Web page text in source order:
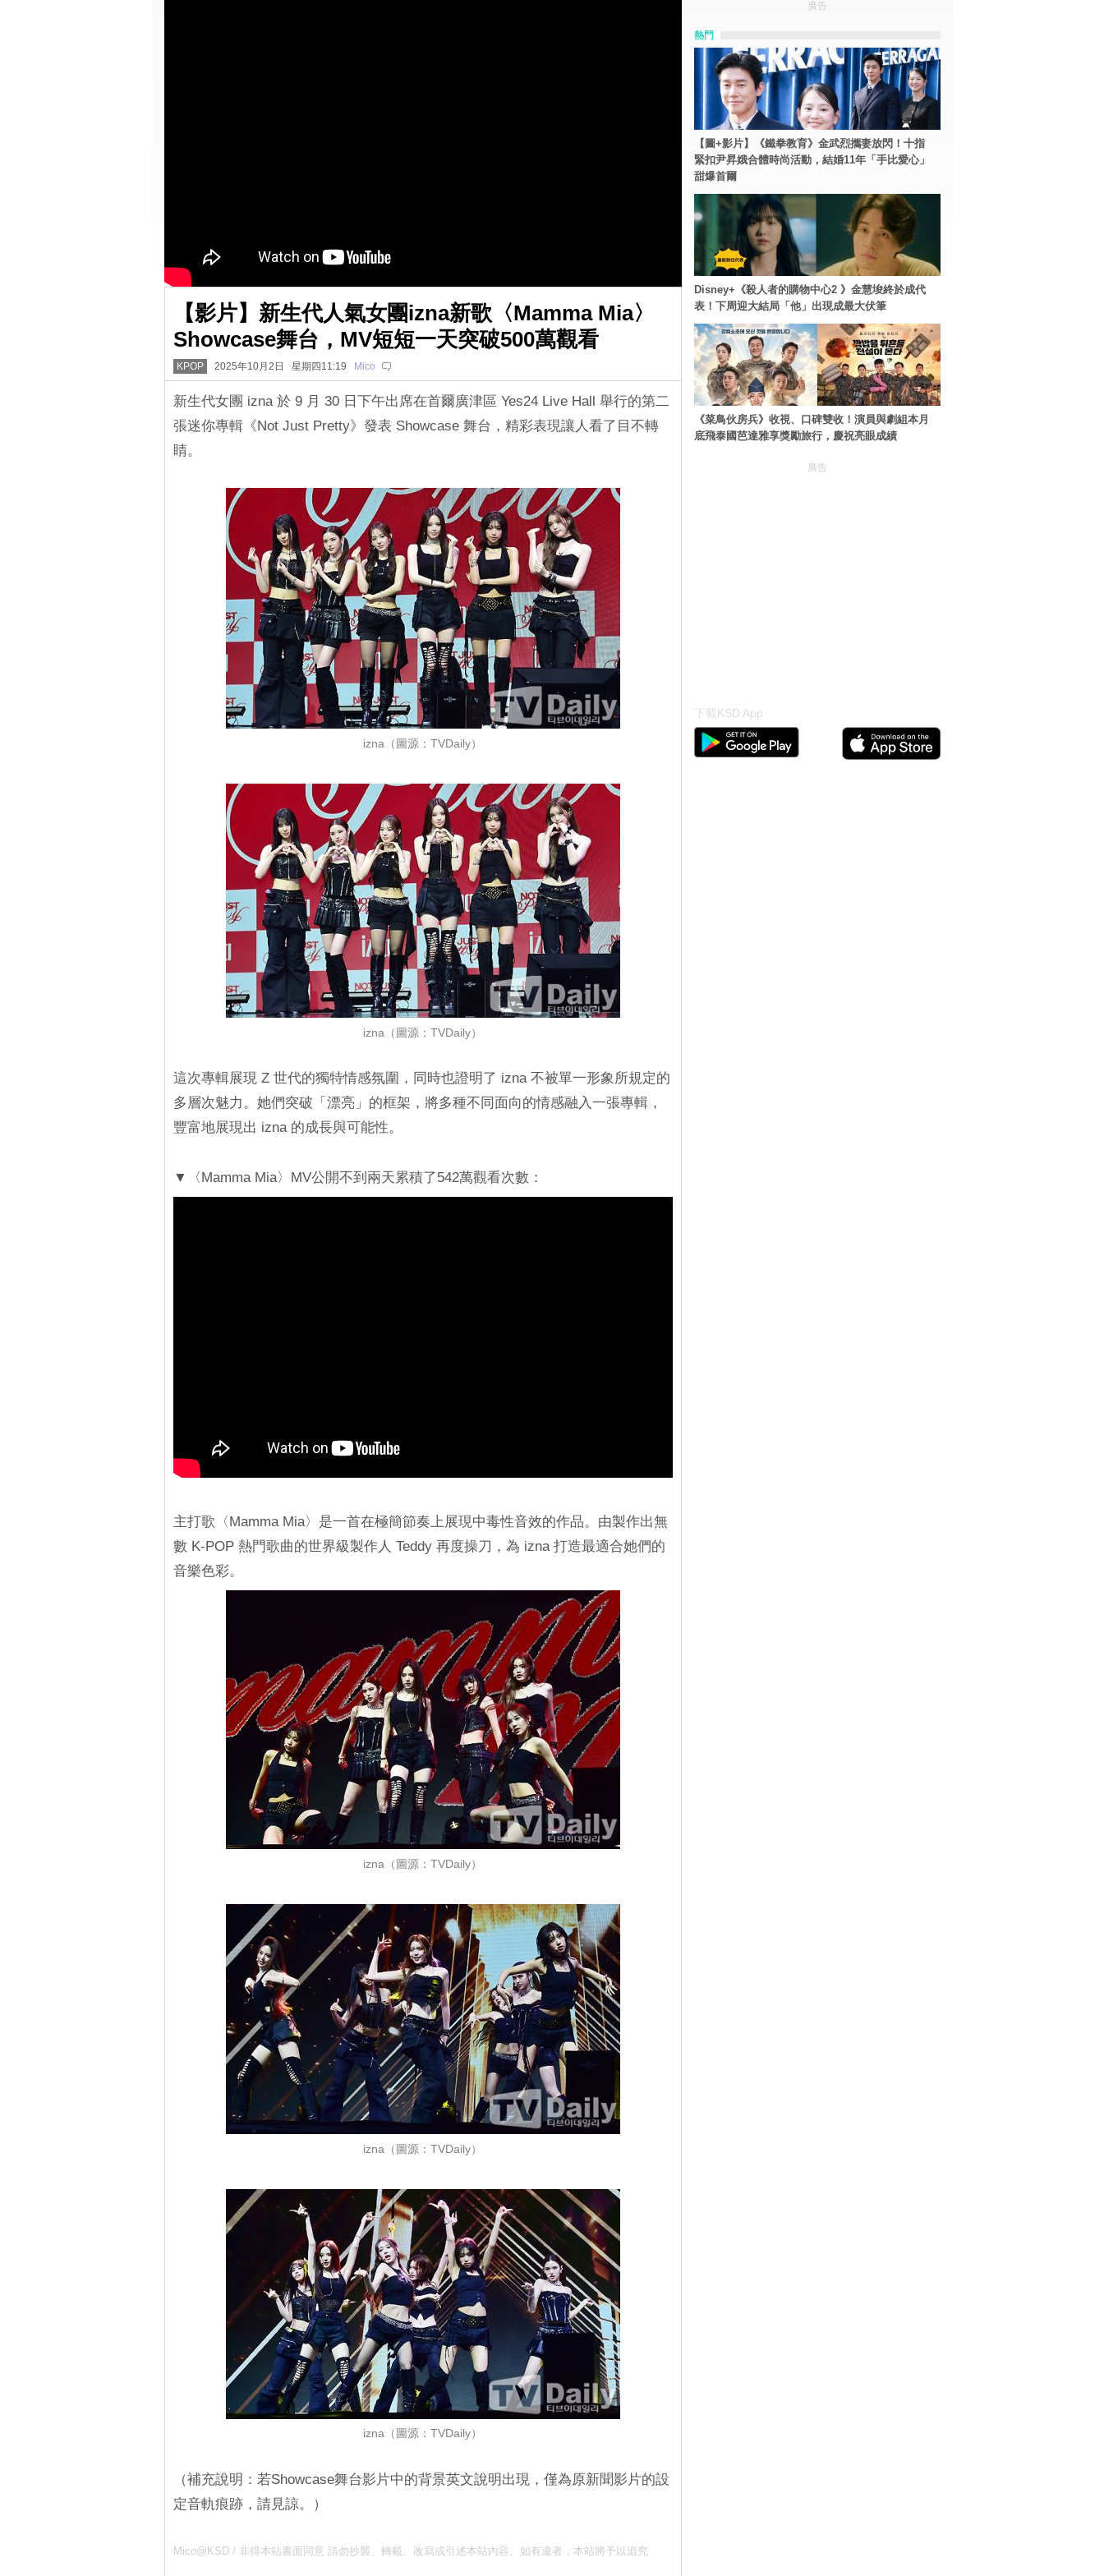
【影片】新生代人氣女團izna新歌〈Mamma Mia〉
Showcase舞台，MV短短一天突破500萬觀看
KPOP 2025年10月2日 星期四11:19 Mico
新生代女團 izna 於 9 月 30 日下午出席在首爾廣津區 Yes24 Live Hall 舉行的第二
張迷你專輯《Not Just Pretty》發表 Showcase 舞台，精彩表現讓人看了目不轉
睛。
izna（圖源：TVDaily）
izna（圖源：TVDaily）
這次專輯展現 Z 世代的獨特情感氛圍，同時也證明了 izna 不被單一形象所規定的
多層次魅力。她們突破「漂亮」的框架，將多種不同面向的情感融入一張專輯，
豐富地展現出 izna 的成長與可能性。
▼〈Mamma Mia〉MV公開不到兩天累積了542萬觀看次數：
主打歌〈Mamma Mia〉是一首在極簡節奏上展現中毒性音效的作品。由製作出無
數 K-POP 熱門歌曲的世界級製作人 Teddy 再度操刀，為 izna 打造最適合她們的
音樂色彩。
izna（圖源：TVDaily）
izna（圖源：TVDaily）
izna（圖源：TVDaily）
（補充說明：若Showcase舞台影片中的背景英文說明出現，僅為原新聞影片的設
定音軌痕跡，請見諒。）
Mico@KSD / 非得本站書面同意 請勿抄襲、轉載、改寫或引述本站內容。如有違者，本站將予以追究
廣告
熱門
【圖+影片】《鐵拳教育》金武烈攜妻放閃！十指
緊扣尹昇娥合體時尚活動，結婚11年「手比愛心」
甜爆首爾
Disney+《殺人者的購物中心2 》金慧埈終於成代
表！下周迎大結局「他」出現成最大伏筆
《菜鳥伙房兵》收視、口碑雙收！演員與劇組本月
底飛泰國芭達雅享獎勵旅行，慶祝亮眼成績
廣告
下載KSD App